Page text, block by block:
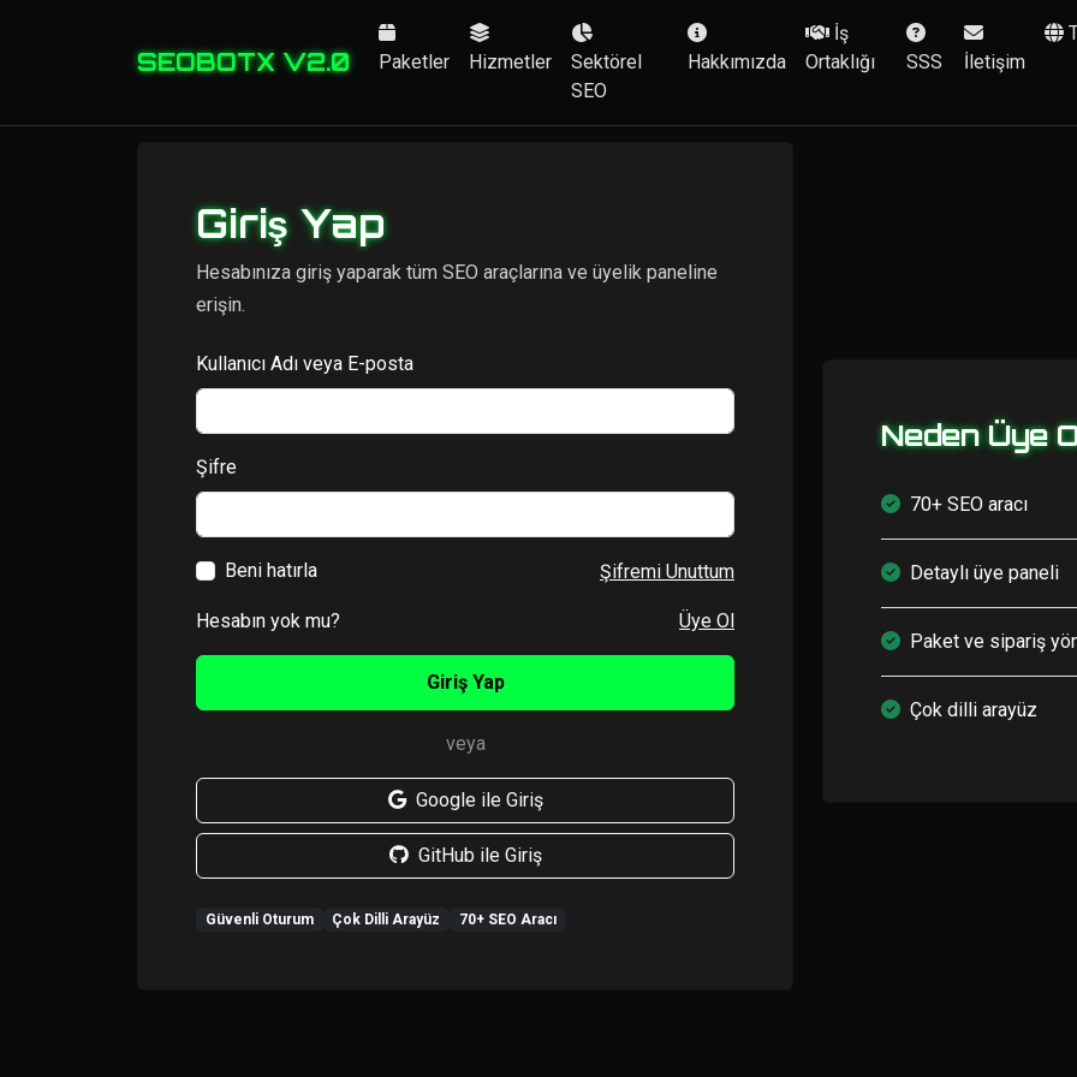
SEOBOTX V2.0 Paketler Hizmetler
Sektörel
SEO
Hakkımızda
İş
Ortaklığı
SSS İletişim
Giriş Yap
Hesabınıza giriş yaparak tüm SEO araçlarına ve üyelik paneline
erişin.
Kullanıcı Adı veya E-posta
Şifre
Beni hatırla Şifremi Unuttum
Hesabın yok mu? Üye Ol
Giriş Yap
veya
Google ile Giriş
GitHub ile Giriş
Güvenli Oturum Çok Dilli Arayüz 70+ SEO Aracı
Neden Üye
70+ SEO aracı
Detaylı üye paneli
Paket ve sipariş
Çok dilli arayüz